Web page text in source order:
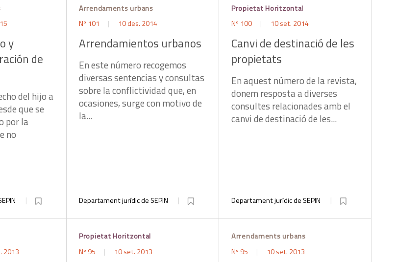
y
de
del hijo a
que se
por la
no
Arrendaments urbans
Nº 101
10 des. 2014
Arrendamientos urbanos
En este número recogemos
diversas sentencias y consultas
sobre la conflictividad que, en
ocasiones, surge con motivo de
la...
Departament jurídic de SEPIN
Propietat Horitzontal
Nº 100
10 set. 2014
Canvi de destinació de les
propietats
En aquest número de la revista,
donem resposta a diverses
consultes relacionades amb el
canvi de destinació de les...
Departament jurídic de SEPIN
2013
Propietat Horitzontal
Nº 95
10 set. 2013
Arrendaments urbans
Nº 95
10 set. 2013